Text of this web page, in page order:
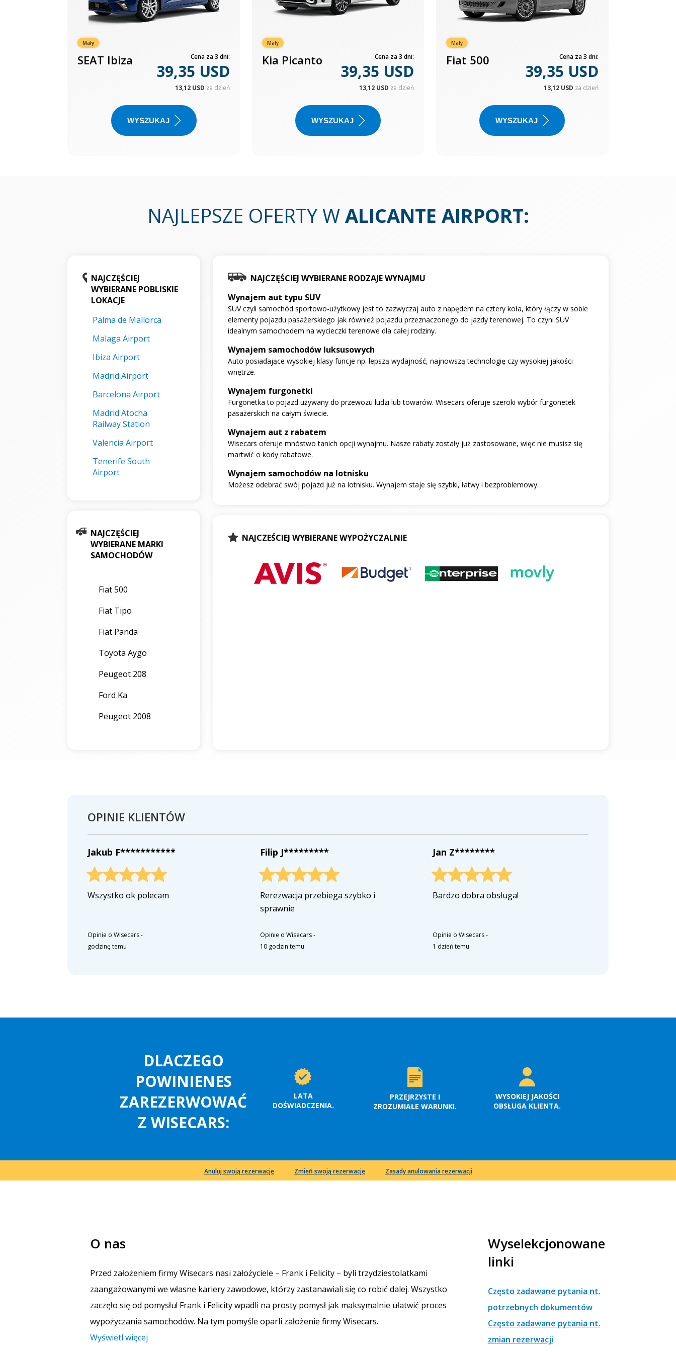
Mały
SEAT Ibiza Cena za 3 dni:
39,35 USD
13,12 USD za dzień
WYSZUKAJ
Mały
Kia Picanto Cena za 3 dni:
39,35 USD
13,12 USD za dzień
WYSZUKAJ
Mały
Fiat 500 Cena za 3 dni:
39,35 USD
13,12 USD za dzień
WYSZUKAJ
NAJLEPSZE OFERTY W ALICANTE AIRPORT:
NAJCZĘŚCIEJ
WYBIERANE POBLISKIE
LOKACJE
Palma de Mallorca
Malaga Airport
Ibiza Airport
Madrid Airport
Barcelona Airport
Madrid Atocha
Railway Station
Valencia Airport
Tenerife South
Airport
NAJCZĘŚCIEJ
WYBIERANE MARKI
SAMOCHODÓW
Fiat 500
Fiat Tipo
Fiat Panda
Toyota Aygo
Peugeot 208
Ford Ka
Peugeot 2008
NAJCZĘŚCIEJ WYBIERANE RODZAJE WYNAJMU
Wynajem aut typu SUV
SUV czyli samochód sportowo-użytkowy jest to zazwyczaj auto z napędem na cztery koła, który łączy w sobie
elementy pojazdu pasażerskiego jak również pojazdu przeznaczonego do jazdy terenowej. To czyni SUV
idealnym samochodem na wycieczki terenowe dla całej rodziny.
Wynajem samochodów luksusowych
Auto posiadające wysokiej klasy funcje np. lepszą wydajność, najnowszą technologię czy wysokiej jakości
wnętrze.
Wynajem furgonetki
Furgonetka to pojazd używany do przewozu ludzi lub towarów. Wisecars oferuje szeroki wybór furgonetek
pasażerskich na całym świecie.
Wynajem aut z rabatem
Wisecars oferuje mnóstwo tanich opcji wynajmu. Nasze rabaty zostały już zastosowane, więc nie musisz się
martwić o kody rabatowe.
Wynajem samochodów na lotnisku
Możesz odebrać swój pojazd już na lotnisku. Wynajem staje się szybki, łatwy i bezproblemowy.
NAJCZEŚCIEJ WYBIERANE WYPOŻYCZALNIE
OPINIE KLIENTÓW
Jakub F***********
Wszystko ok polecam
Opinie o Wisecars-
godzinę temu
Filip J*********
Rerezwacja przebiega szybko i
sprawnie
Opinie o Wisecars-
10 godzin temu
Jan Z********
Bardzo dobra obsługa!
Opinie o Wisecars-
1 dzień temu
DLACZEGO
POWINIENES
ZAREZERWOWAĆ
Z WISECARS:
LATA
DOŚWIADCZENIA.
PRZEJRZYSTE I
ZROZUMIAŁE WARUNKI.
WYSOKIEJ JAKOŚCI
OBSŁUGA KLIENTA.
Anuluj swoją rezerwację Zmień swoją rezerwację Zasady anulowania rezerwacji
O nas
Przed założeniem firmy Wisecars nasi założyciele – Frank i Felicity – byli trzydziestolatkami
zaangażowanymi we własne kariery zawodowe, którzy zastanawiali się co robić dalej. Wszystko
zaczęło się od pomysłu! Frank i Felicity wpadli na prosty pomysł jak maksymalnie ułatwić proces
wypożyczania samochodów. Na tym pomyśle oparli założenie firmy Wisecars.
Wyświetl więcej
Wyselekcjonowane
linki
Często zadawane pytania nt.
potrzebnych dokumentów
Często zadawane pytania nt.
zmian rezerwacji